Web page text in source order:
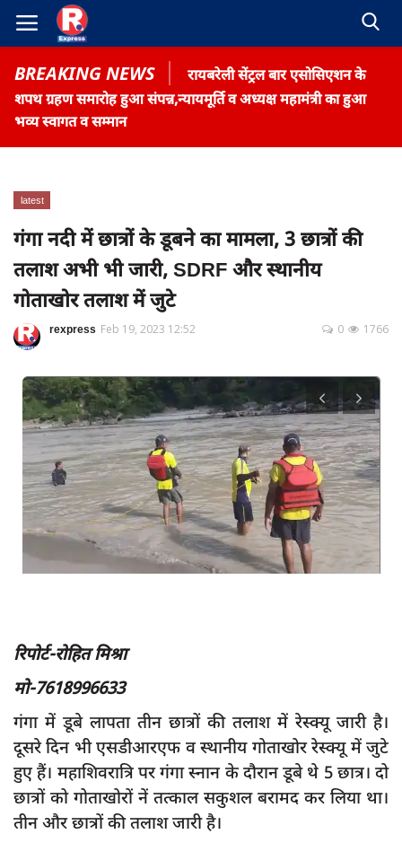
BREAKING NEWS
रायबरेली सेंट्रल बार एसोसिएशन के
शपथ ग्रहण समारोह हुआ संपन्न,न्यायमूर्ति व अध्यक्ष महामंत्री का हुआ
भव्य स्वागत व सम्मान
Home
Contact
Gallery
Terms & Conditions
रोजगार समाचार
Privacy Policy
App verify
समस्या
Covid-19
अपराध
राजनीति
साक्षात्कार
सामाजिक
खेल
latest
प्रशासनिक
दुर्घटना
latest
गंगा नदी में छात्रों के डूबने का मामला, 3 छात्रों की
तलाश अभी भी जारी, SDRF और स्थानीय
गोताखोर तलाश में जुटे
rexpress Feb 19, 2023 12:52 1766
0
रिपोर्ट-रोहित मिश्रा
मो-7618996633
गंगा में डूबे लापता तीन छात्रों की तलाश में रेस्क्यू जारी है।
दूसरे दिन भी एसडीआरएफ व स्थानीय गोताखोर रेस्क्यू में जुटे
हुए हैं। महाशिवरात्रि पर गंगा स्नान के दौरान डूबे थे 5 छात्र। दो
छात्रों को गोताखोरों नें तत्काल सकुशल बरामद कर लिया था।
तीन और छात्रों की तलाश जारी है।